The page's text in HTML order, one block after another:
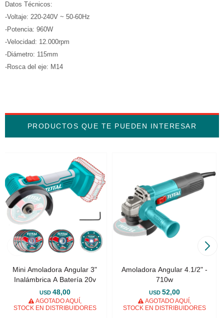
Datos Técnicos:
-Voltaje: 220-240V ~ 50-60Hz
-Potencia: 960W
-Velocidad: 12.000rpm
-Diámetro: 115mm
-Rosca del eje: M14
PRODUCTOS QUE TE PUEDEN INTERESAR
Mini Amoladora Angular 3"
Inalámbrica A Batería 20v
USD 48,00
AGOTADO AQUÍ,
STOCK EN DISTRIBUIDORES
Amoladora Angular 4.1/2" -
710w
USD 52,00
AGOTADO AQUÍ,
STOCK EN DISTRIBUIDORES